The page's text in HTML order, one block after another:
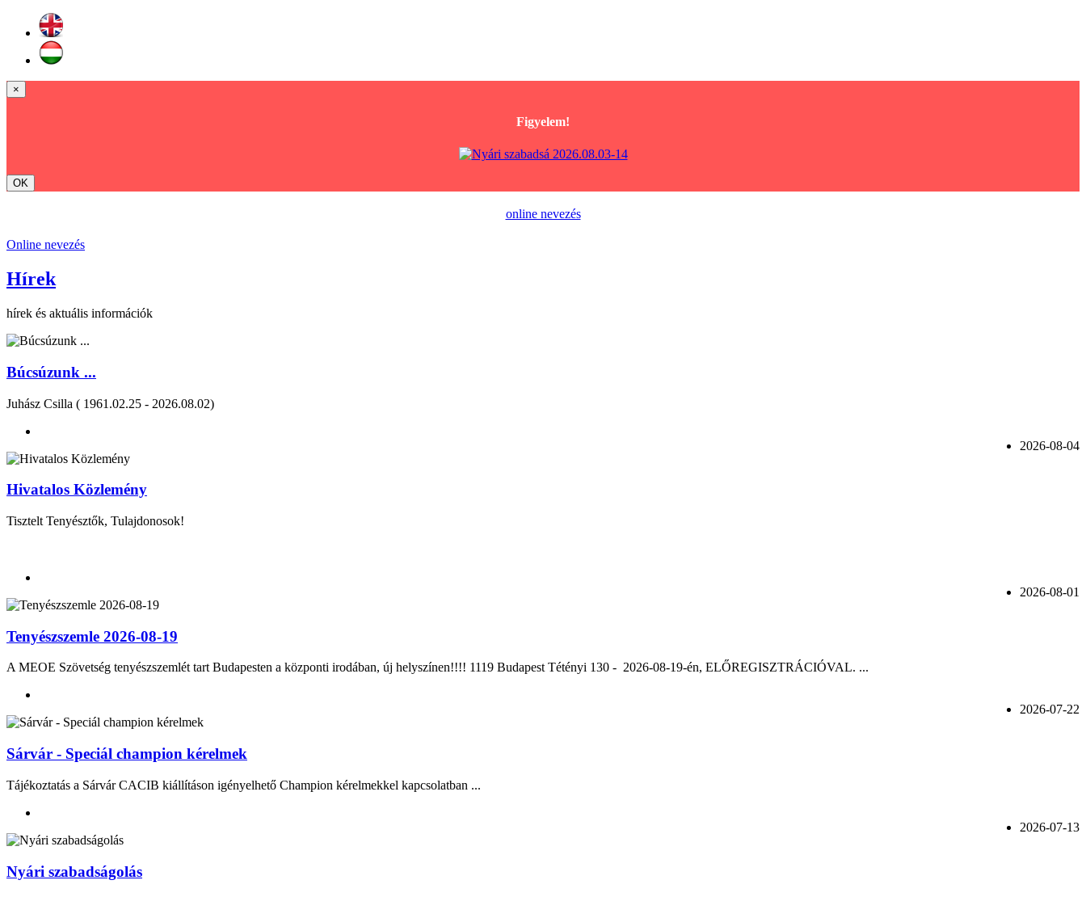
×
Figyelem!
OK
online nevezés
Online nevezés
Hírek
hírek és aktuális információk
Búcsúzunk ...
Juhász Csilla ( 1961.02.25 - 2026.08.02)
2026-08-04
Hivatalos Közlemény
Tisztelt Tenyésztők, Tulajdonosok!
2026-08-01
Tenyészszemle 2026-08-19
A MEOE Szövetség tenyészszemlét tart Budapesten a központi irodában, új helyszínen!!!! 1119 Budapest Tétényi 130 - 2026-08-19-én, ELŐREGISZTRÁCIÓVAL. ...
2026-07-22
Sárvár - Speciál champion kérelmek
Tájékoztatás a Sárvár CACIB kiállításon igényelhető Champion kérelmekkel kapcsolatban ...
2026-07-13
Nyári szabadságolás